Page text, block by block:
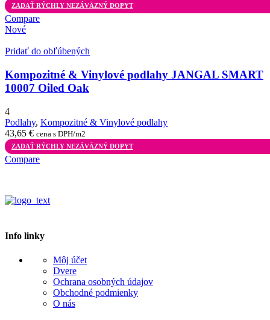
ZADAŤ RÝCHLY NEZÁVÄZNÝ DOPYT
Compare
Nové
Pridať do obľúbených
Kompozitné & Vinylové podlahy JANGAL SMART
10007 Oiled Oak
4
Podlahy, Kompozitné & Vinylové podlahy
43,65 € cena s DPH/m2
ZADAŤ RÝCHLY NEZÁVÄZNÝ DOPYT
Compare
Info linky
Môj účet
Dvere
Ochrana osobných údajov
Obchodné podmienky
O nás